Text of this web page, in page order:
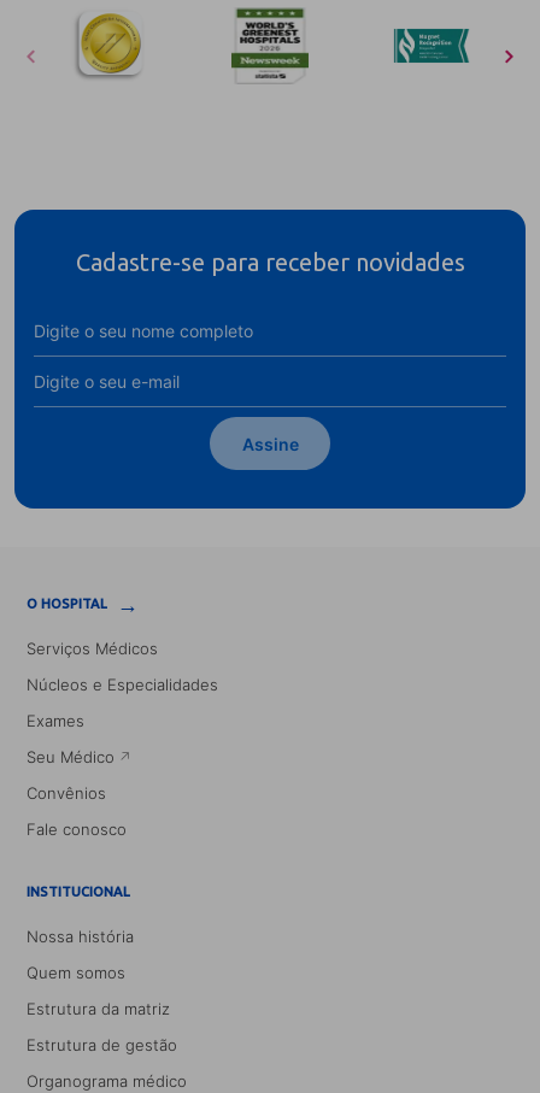
Cadastre-se para receber novidades
Assine
O HOSPITAL →
Serviços Médicos
Núcleos e Especialidades
Exames
Seu Médico
Convênios
Fale conosco
INSTITUCIONAL
Nossa história
Quem somos
Estrutura da matriz
Estrutura de gestão
Organograma médico